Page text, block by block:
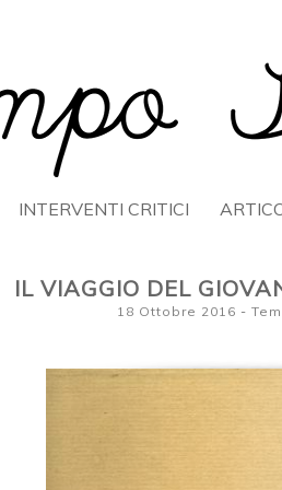
INTERVENTI CRITICI
IL VIAGGIO DEL
18 Ottobre 2016 -